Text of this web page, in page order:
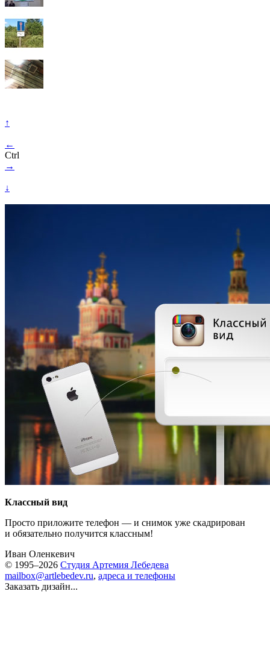
↑
←
Ctrl
→
↓
Классный вид
Просто приложите телефон — и снимок уже скадрирован
и обязательно получится классным!
Иван Оленкевич
© 1995–2026 Студия Артемия Лебедева
mailbox@artlebedev.ru, адреса и телефоны
Заказать дизайн...